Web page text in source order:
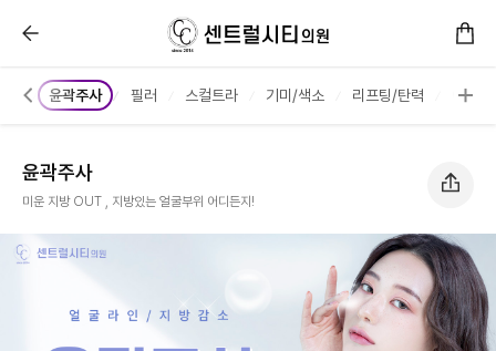
윤곽주사 :: 센트럴시티의원
윤곽주사 필러 스컬트라 기미/색소 리프팅/탄력 여드
윤곽주사
미운 지방 OUT , 지방있는 얼굴부위 어디든지!